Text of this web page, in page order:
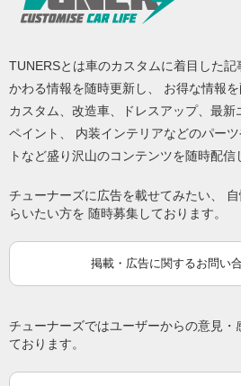
TUNERSとは車のカスタムに着目した
かわる情報を随時更新し、 お得な情報
カスタム、改造車、ドレスアップ、最新
ペイント、 内装インテリアなどのパー
トなど盛り沢山のコンテンツを随時配信
チューナーズに広告を載せてみたい、
らいたい方を 随時募集しております。
掲載・広告に関するお問い
チューナーズではユーザーからの意見・
ております。